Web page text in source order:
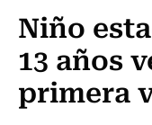
Niño
13 años
primera